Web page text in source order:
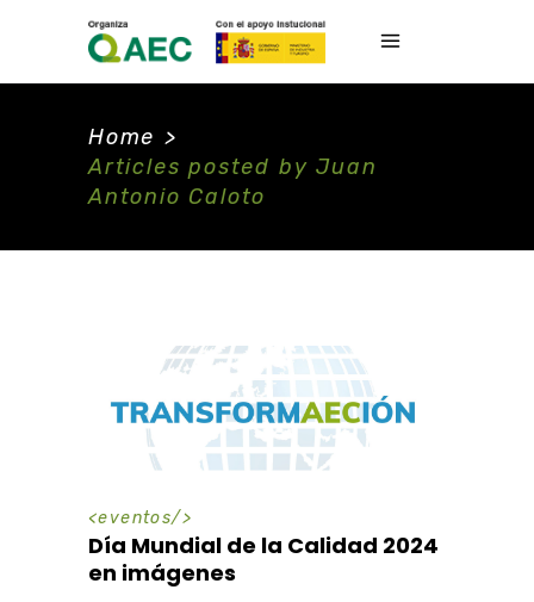
Home >
Articles posted by Juan
Antonio Caloto
<eventos/>
Día Mundial de la Calidad 2024
en imágenes